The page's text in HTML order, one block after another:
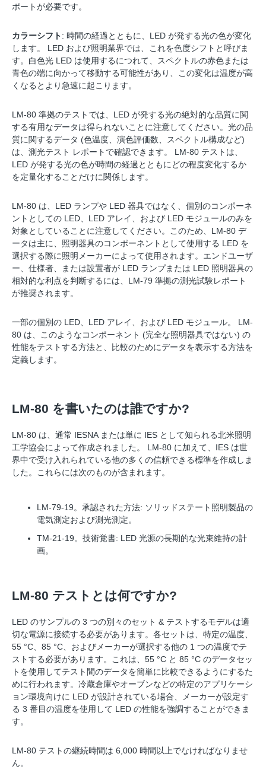
ポートが必要です。
カラーシフト: 時間の経過とともに、LED が発する光の色が変化
します。 LED および照明業界では、これを色度シフトと呼びま
す。白色光 LED は使用するにつれて、スペクトルの赤色または
青色の端に向かって移動する可能性があり、この変化は温度が高
くなるとより急速に起こります。
LM-80 準拠のテストでは、LED が発する光の絶対的な品質に関
する有用なデータは得られないことに注意してください。光の品
質に関するデータ (色温度、演色評価数、スペクトル構成など)
は、測光テスト レポートで確認できます。 LM-80 テストは、
LED が発する光の色が時間の経過とともにどの程度変化するか
を定量化することだけに関係します。
LM-80 は、LED ランプや LED 器具ではなく、個別のコンポーネ
ントとしての LED、LED アレイ、および LED モジュールのみを
対象としていることに注意してください。このため、LM-80 デ
ータは主に、照明器具のコンポーネントとして使用する LED を
選択する際に照明メーカーによって使用されます。エンドユーザ
ー、仕様者、または設置者が LED ランプまたは LED 照明器具の
相対的な利点を判断するには、LM-79 準拠の測光試験レポート
が推奨されます。
一部の個別の LED、LED アレイ、および LED モジュール。 LM-
80 は、このようなコンポーネント (完全な照明器具ではない) の
性能をテストする方法と、比較のためにデータを表示する方法を
定義します。
LM-80 を書いたのは誰ですか?
LM-80 は、通常 IESNA または単に IES として知られる北米照明
工学協会によって作成されました。 LM-80 に加えて、IES は世
界中で受け入れられている他の多くの信頼できる標準を作成しま
した。これらには次のものが含まれます。
LM-79-19。承認された方法: ソリッドステート照明製品の
電気測定および測光測定。
TM-21-19。技術覚書: LED 光源の長期的な光束維持の計
画。
LM-80 テストとは何ですか?
LED のサンプルの 3 つの別々のセット & テストするモデルは適
切な電源に接続する必要があります。各セットは、特定の温度、
55 °C、85 °C、およびメーカーが選択する他の 1 つの温度でテ
ストする必要があります。これは、55 °C と 85 °C のデータセッ
トを使用してテスト間のデータを簡単に比較できるようにするた
めに行われます。冷蔵倉庫やオーブンなどの特定のアプリケーシ
ョン環境向けに LED が設計されている場合、メーカーが設定す
る 3 番目の温度を使用して LED の性能を強調することができま
す。
LM-80 テストの継続時間は 6,000 時間以上でなければなりませ
ん。